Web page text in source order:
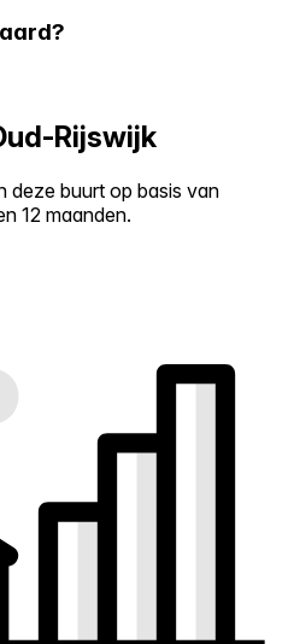
Rijswijk
deze buurt op basis van
12 maanden.